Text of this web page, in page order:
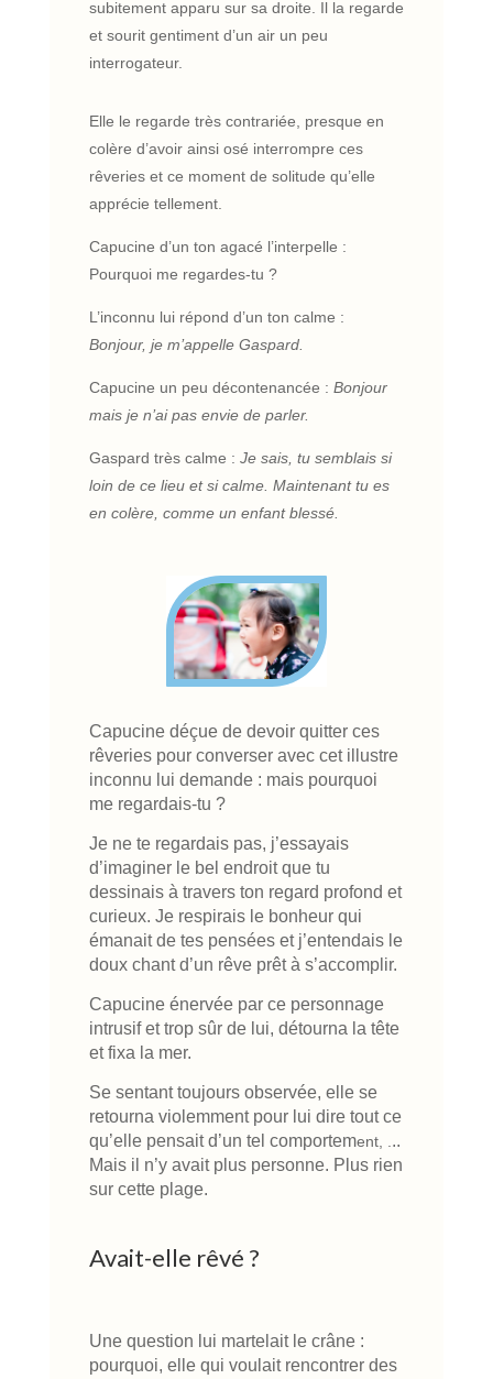
subitement apparu sur sa droite. Il la regarde
et sourit gentiment d’un air un peu
interrogateur.
Elle le regarde très contrariée, presque en
colère d’avoir ainsi osé interrompre ces
rêveries et ce moment de solitude qu’elle
apprécie tellement.
Capucine d’un ton agacé l’interpelle :
Pourquoi me regardes-tu ?
L’inconnu lui répond d’un ton calme :
Bonjour, je m’appelle Gaspard.
Capucine un peu décontenancée : Bonjour
mais je n’ai pas envie de parler.
Gaspard très calme : Je sais, tu semblais si
loin de ce lieu et si calme. Maintenant tu es
en colère, comme un enfant blessé.
Capucine déçue de devoir quitter ces
rêveries pour converser avec cet illustre
inconnu lui demande : mais pourquoi
me regardais-tu ?
Je ne te regardais pas, j’essayais
d’imaginer le bel endroit que tu
dessinais à travers ton regard profond et
curieux. Je respirais le bonheur qui
émanait de tes pensées et j’entendais le
doux chant d’un rêve prêt à s’accomplir.
Capucine énervée par ce personnage
intrusif et trop sûr de lui, détourna la tête
et fixa la mer.
Se sentant toujours observée, elle se
retourna violemment pour lui dire tout ce
qu’elle pensait d’un tel comportement, ...
Mais il n’y avait plus personne. Plus rien
sur cette plage.
Avait-elle rêvé ?
Une question lui martelait le crâne :
pourquoi, elle qui voulait rencontrer des